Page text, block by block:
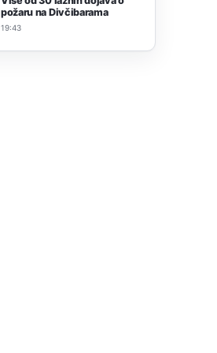
požaru na Divčibarama
19:43